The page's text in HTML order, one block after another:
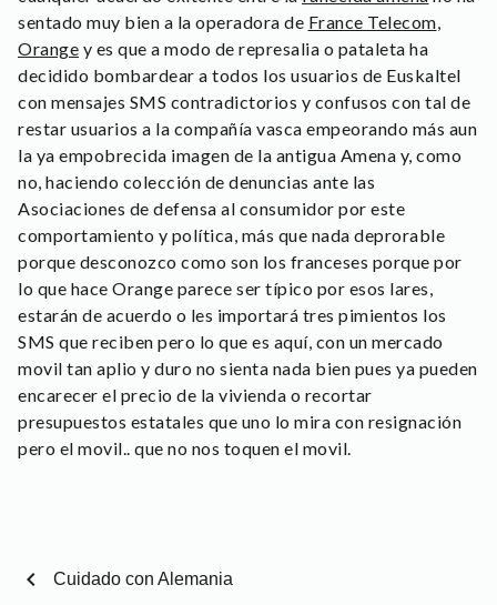
sentado muy bien a la operadora de France Telecom,
Orange y es que a modo de represalia o pataleta ha
decidido bombardear a todos los usuarios de Euskaltel
con mensajes SMS contradictorios y confusos con tal de
restar usuarios a la compañía vasca empeorando más aun
la ya empobrecida imagen de la antigua Amena y, como
no, haciendo colección de denuncias ante las
Asociaciones de defensa al consumidor por este
comportamiento y política, más que nada deprorable
porque desconozco como son los franceses porque por
lo que hace Orange parece ser típico por esos lares,
estarán de acuerdo o les importará tres pimientos los
SMS que reciben pero lo que es aquí, con un mercado
movil tan aplio y duro no sienta nada bien pues ya pueden
encarecer el precio de la vivienda o recortar
presupuestos estatales que uno lo mira con resignación
pero el movil.. que no nos toquen el movil.
chevron_left Cuidado con Alemania